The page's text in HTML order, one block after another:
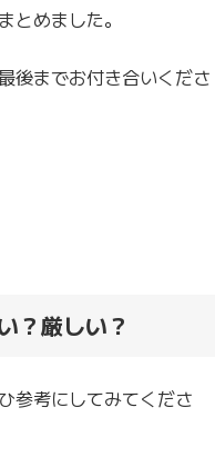
めました。
後までお付き合いくださ
？厳しい？
参考にしてみてくださ